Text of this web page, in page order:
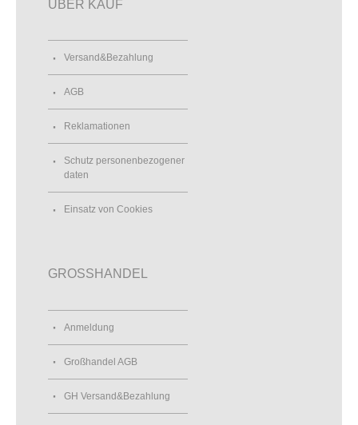
ÜBER KAUF
Versand&Bezahlung
AGB
Reklamationen
Schutz personenbezogener
daten
Einsatz von Cookies
GROSSHANDEL
Anmeldung
Großhandel AGB
GH Versand&Bezahlung